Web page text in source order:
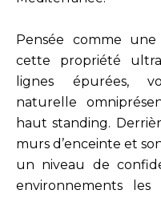
Pensée comme une
cette propriété
lignes épurées,
naturelle
haut standing.
murs d’enceinte et
un niveau de
environnements